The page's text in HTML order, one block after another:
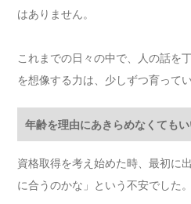
はありません。
これまでの日々の中で、人の話を
を想像する力は、少しずつ育って
年齢を理由にあきらめなくても
資格取得を考え始めた時、最初に
に合うのかな」という不安でした。